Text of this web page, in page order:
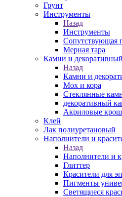
Грунт
Инструменты
Назад
Инструменты
Сопутствующая
Мерная тара
Камни и
Назад
Камни и
Мох и кора
Стеклянные
декоративный
Акриловые
Клей
Лак полиуретановый
Наполнители и
Назад
Наполнители и
Глиттер
Красители для
Пигменты
Светящиеся